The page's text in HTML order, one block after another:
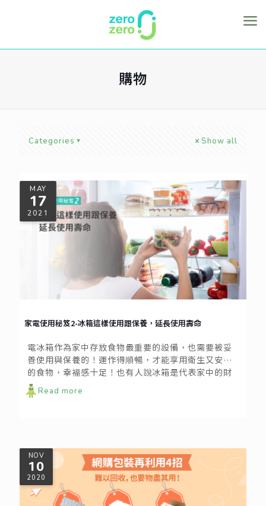
購物
Categories Show all
MAY
17
2021
家電使用秘笈2-冰箱這樣使用跟保養，延長使用壽命
電冰箱作為家中存放食物最重要的設備，也需要被妥
善使用與保養的！運作得順暢，才能享用衛生又安全
的食物，幸福感十足！也有人說冰箱是代表家中的財
庫，維持乾淨整潔讓一家吃穿無憂。要怎麼正確的使
用電冰箱呢？以下要點跟我們一起學習吧！
Read more
NOV
10
2020